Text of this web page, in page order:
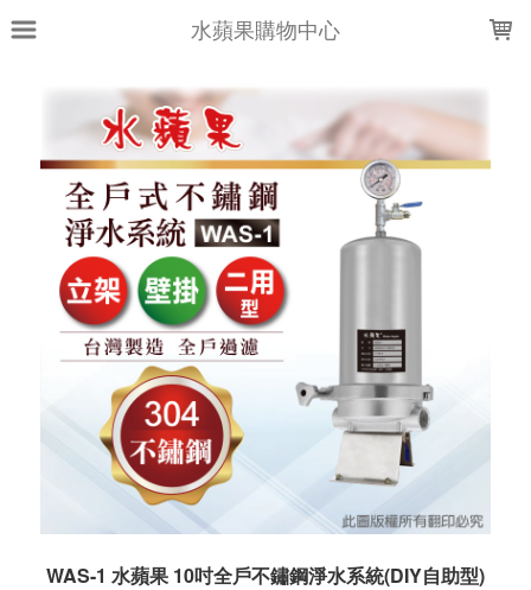
水蘋果購物中心
WAS-1 水蘋果 10吋全戶不鏽鋼淨水系統(DIY自助型)